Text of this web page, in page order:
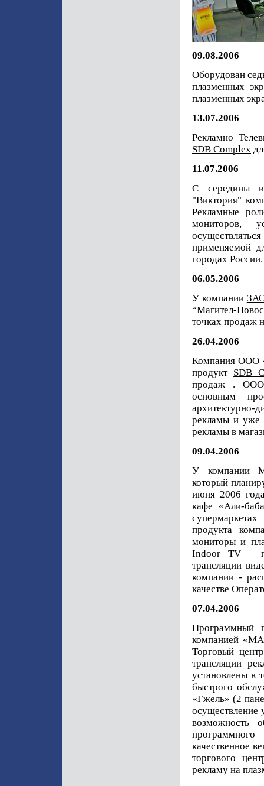
09.08.2006
Оборудован
плазменных
плазменных
13.07.2006
Рекламно
SDB Complex
11.07.2006
С середины
"Виктория"
Рекламные
мониторов,
применяемой
городах России.
06.05.2006
У компании
“Магител-
точках продаж
26.04.2006
Компания ООО
продукт SDB
продаж . ООО
основным
рекламы и уже
рекламы в
09.04.2006
У компании
который
июня 2006
кафе «Али-
продукта
мониторы и
Indoor TV –
трансляции
компании -
качестве
07.04.2006
Программный
компанией
Торговый
трансляции
установлены в
быстрого
«Гжель» (2
осуществление
возможность
качественное
торгового
рекламу на